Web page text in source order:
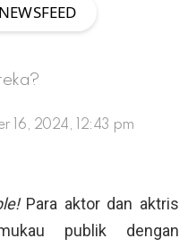
16, 2024, 12:43 pm
Para aktor dan aktris
publik dengan